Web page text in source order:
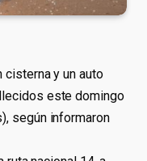
cisterna y un auto
este domingo
según informaron